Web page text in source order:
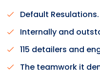
Default Resulations.
Internally and
115 detailers and
The teamwork it